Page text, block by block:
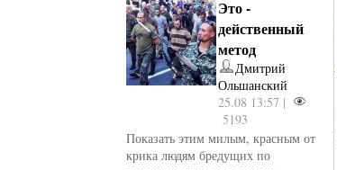
Это -
действенный
метод
Дмитрий
Ольшанский
25.08 13:57 |
5193
Показать этим милым, красным от
крика людям бредущих по